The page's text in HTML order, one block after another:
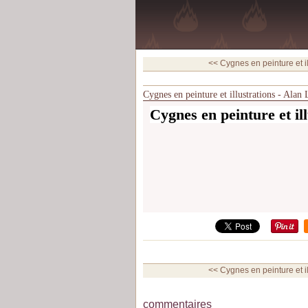
<< Cygnes en peinture et
Cygnes en peinture et illustrations - Alan
Cygnes en peinture et
<< Cygnes en peinture et
commentaires